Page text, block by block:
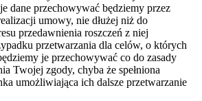
dane przechowywać będziemy przez
umowy, nie dłużej niż do
przedawnienia roszczeń z niej
przetwarzania dla celów, o których
je przechowywać co do zasady
Twojej zgody, chyba że spełniona
umożliwiająca ich dalsze przetwarzanie